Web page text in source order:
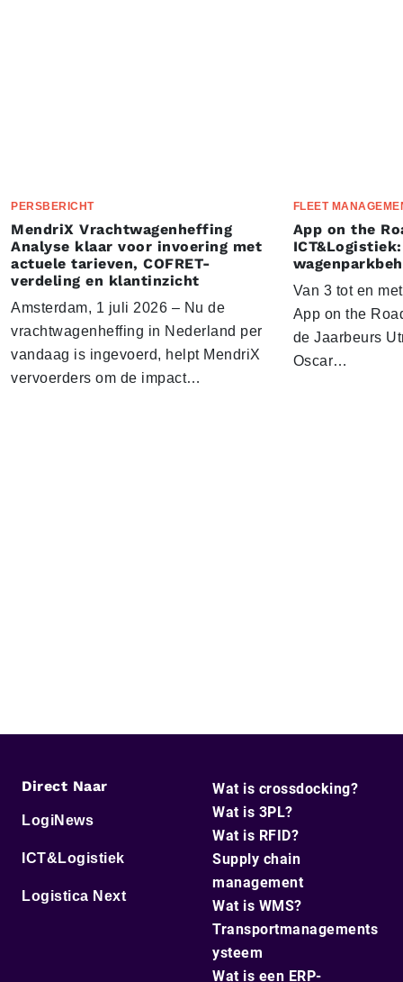
PERSBERICHT
MendriX Vrachtwagenheffing
Analyse klaar voor invoering met
actuele tarieven, COFRET-
verdeling en klantinzicht
Amsterdam, 1 juli 2026 – Nu de
vrachtwagenheffing in Nederland per
vandaag is ingevoerd, helpt MendriX
vervoerders om de impact…
FLEET
App on the
Van 3 tot en
App on the
de Jaarbeurs
Oscar…
Direct Naar
LogiNews
ICT&Logistiek
Logistica Next
Wat is crossdocking?
Wat is 3PL?
Wat is RFID?
Supply chain
management
Wat is WMS?
Transportmanagements
ysteem
Wat is een ERP-